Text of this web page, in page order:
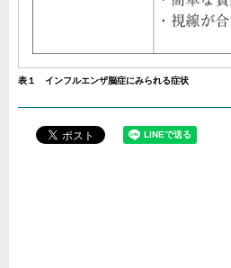
表１ インフルエンザ脳症にみられる症状